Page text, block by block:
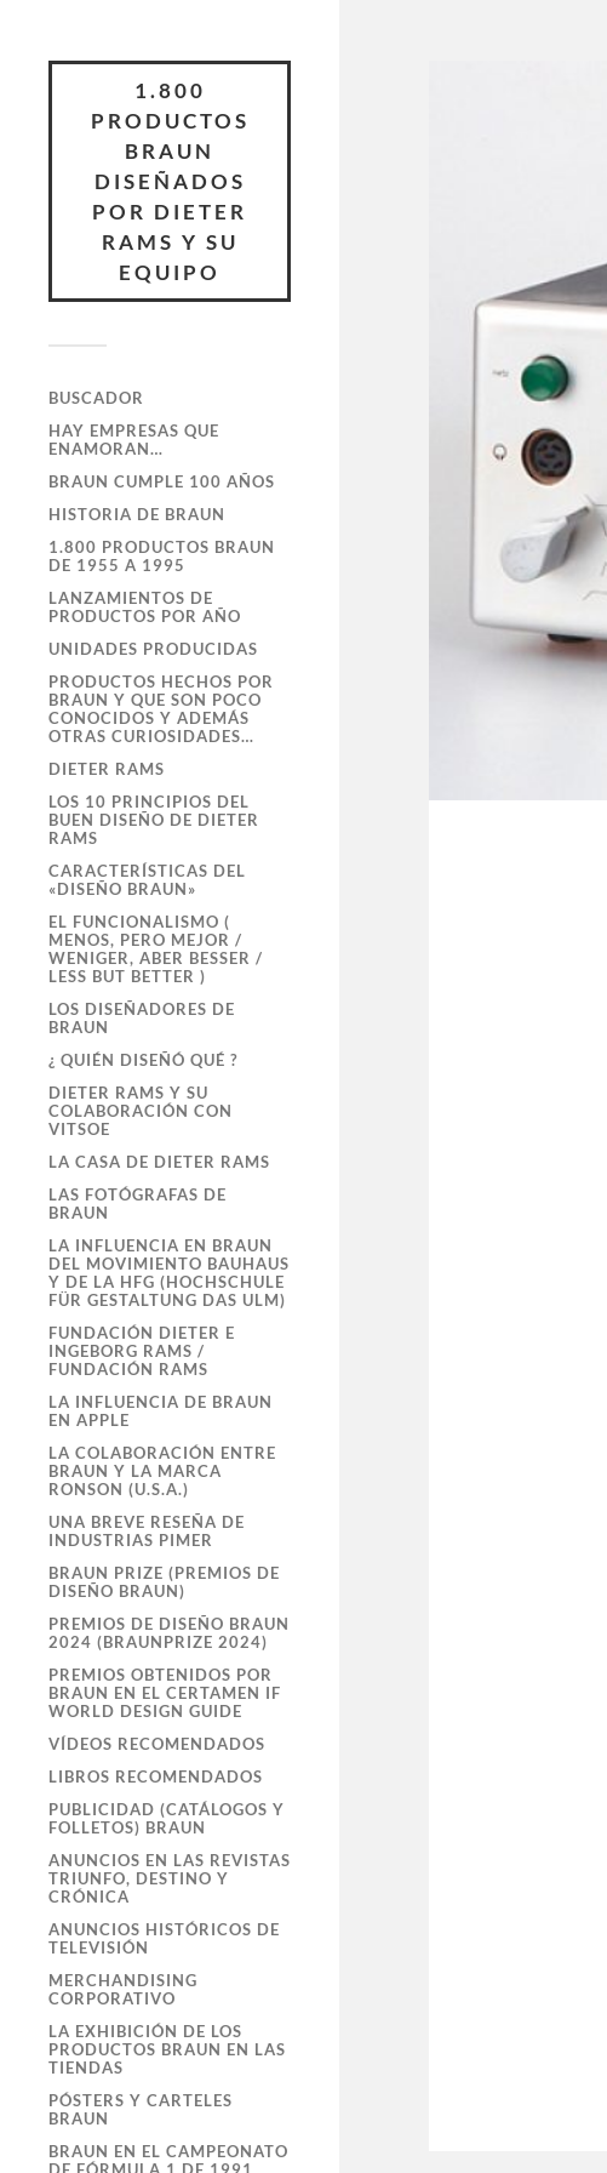
1.800
PRODUCTOS
BRAUN
DISEÑADOS
POR DIETER
RAMS Y SU
EQUIPO
BUSCADOR
HAY EMPRESAS QUE
ENAMORAN…
BRAUN CUMPLE 100 AÑOS
HISTORIA DE BRAUN
1.800 PRODUCTOS BRAUN
DE 1955 A 1995
LANZAMIENTOS DE
PRODUCTOS POR AÑO
UNIDADES PRODUCIDAS
PRODUCTOS HECHOS POR
BRAUN Y QUE SON POCO
CONOCIDOS Y ADEMÁS
OTRAS CURIOSIDADES…
DIETER RAMS
LOS 10 PRINCIPIOS DEL
BUEN DISEÑO DE DIETER
RAMS
CARACTERÍSTICAS DEL
«DISEÑO BRAUN»
EL FUNCIONALISMO (
MENOS, PERO MEJOR /
WENIGER, ABER BESSER /
LESS BUT BETTER )
LOS DISEÑADORES DE
BRAUN
¿ QUIÉN DISEÑÓ QUÉ ?
DIETER RAMS Y SU
COLABORACIÓN CON
VITSOE
LA CASA DE DIETER RAMS
LAS FOTÓGRAFAS DE
BRAUN
LA INFLUENCIA EN BRAUN
DEL MOVIMIENTO BAUHAUS
Y DE LA HFG (HOCHSCHULE
FÜR GESTALTUNG DAS ULM)
FUNDACIÓN DIETER E
INGEBORG RAMS /
FUNDACIÓN RAMS
LA INFLUENCIA DE BRAUN
EN APPLE
LA COLABORACIÓN ENTRE
BRAUN Y LA MARCA
RONSON (U.S.A.)
UNA BREVE RESEÑA DE
INDUSTRIAS PIMER
BRAUN PRIZE (PREMIOS DE
DISEÑO BRAUN)
PREMIOS DE DISEÑO BRAUN
2024 (BRAUNPRIZE 2024)
PREMIOS OBTENIDOS POR
BRAUN EN EL CERTAMEN IF
WORLD DESIGN GUIDE
VÍDEOS RECOMENDADOS
LIBROS RECOMENDADOS
PUBLICIDAD (CATÁLOGOS Y
FOLLETOS) BRAUN
ANUNCIOS EN LAS REVISTAS
TRIUNFO, DESTINO Y
CRÓNICA
ANUNCIOS HISTÓRICOS DE
TELEVISIÓN
MERCHANDISING
CORPORATIVO
LA EXHIBICIÓN DE LOS
PRODUCTOS BRAUN EN LAS
TIENDAS
PÓSTERS Y CARTELES
BRAUN
BRAUN EN EL CAMPEONATO